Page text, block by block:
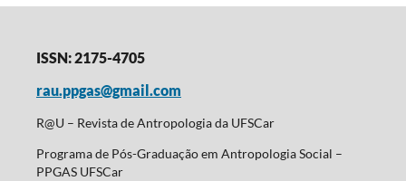
ISSN: 2175-4705
rau.ppgas@gmail.com
R@U – Revista de Antropologia da UFSCar
Programa de Pós-Graduação em Antropologia Social –
PPGAS UFSCar